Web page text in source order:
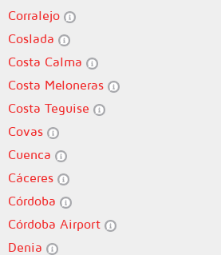
Corralejo
Coslada
Costa Calma
Costa Meloneras
Costa Teguise
Covas
Cuenca
Cáceres
Córdoba
Córdoba Airport
Denia